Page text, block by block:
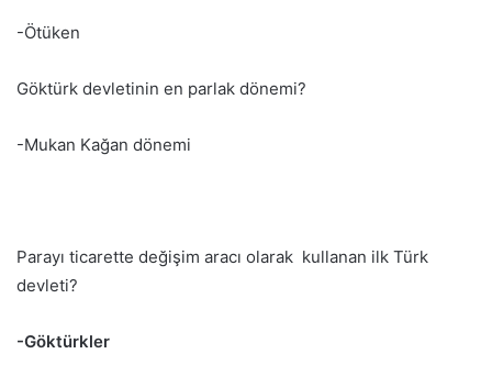
-Ötüken
Göktürk devletinin en parlak dönemi?
-Mukan Kağan dönemi
Parayı ticarette değişim aracı olarak kullanan ilk Türk
devleti?
-Göktürkler